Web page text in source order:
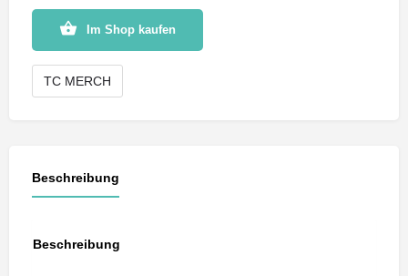
Im Shop kaufen
TC MERCH
Beschreibung
Beschreibung